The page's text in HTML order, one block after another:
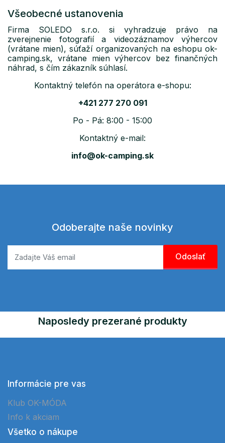
Všeobecné ustanovenia
Firma SOLEDO s.r.o. si vyhradzuje právo na
zverejnenie fotografií a videozáznamov výhercov
(vrátane mien), súťaží organizovaných na eshopu ok-
camping.sk, vrátane mien výhercov bez finančných
náhrad, s čím zákazník súhlasí.
Kontaktný telefón na operátora e-shopu:
+421 277 270 091
Po - Pá: 8:00 - 15:00
Kontaktný e-mail:
info@ok-camping.sk
Odoberajte naše novinky
Naposledy prezerané produkty
Informácie pre vas
Klub OK-MÓDA
Info k akciam
Všetko o nákupe